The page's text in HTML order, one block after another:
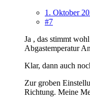
1. Oktober
#7
Ja , das stimmt
Abgastemperatur
Klar, dann auch
Zur groben
Richtung. Meine